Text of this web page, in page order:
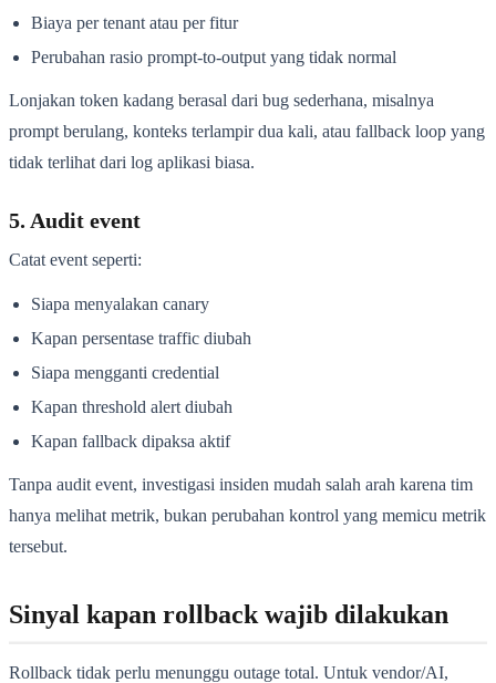
Biaya per tenant atau per fitur
Perubahan rasio prompt-to-output yang tidak normal
Lonjakan token kadang berasal dari bug sederhana, misalnya
prompt berulang, konteks terlampir dua kali, atau fallback loop yang
tidak terlihat dari log aplikasi biasa.
5. Audit event
Catat event seperti:
Siapa menyalakan canary
Kapan persentase traffic diubah
Siapa mengganti credential
Kapan threshold alert diubah
Kapan fallback dipaksa aktif
Tanpa audit event, investigasi insiden mudah salah arah karena tim
hanya melihat metrik, bukan perubahan kontrol yang memicu metrik
tersebut.
Sinyal kapan rollback wajib dilakukan
Rollback tidak perlu menunggu outage total. Untuk vendor/AI,